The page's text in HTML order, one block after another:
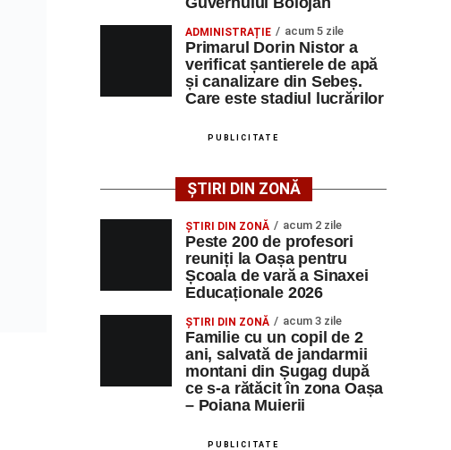
ADMINISTRAȚIE acum 5 zile
Primarul Dorin Nistor a
verificat șantierele de apă
și canalizare din Sebeș.
Care este stadiul lucrărilor
PUBLICITATE
ȘTIRI DIN ZONĂ
ȘTIRI DIN ZONĂ acum 2 zile
Peste 200 de profesori
reuniți la Oașa pentru
Școala de vară a Sinaxei
Educaționale 2026
ȘTIRI DIN ZONĂ acum 3 zile
Familie cu un copil de 2
ani, salvată de jandarmii
montani din Șugag după
ce s-a rătăcit în zona Oașa
– Poiana Muierii
PUBLICITATE